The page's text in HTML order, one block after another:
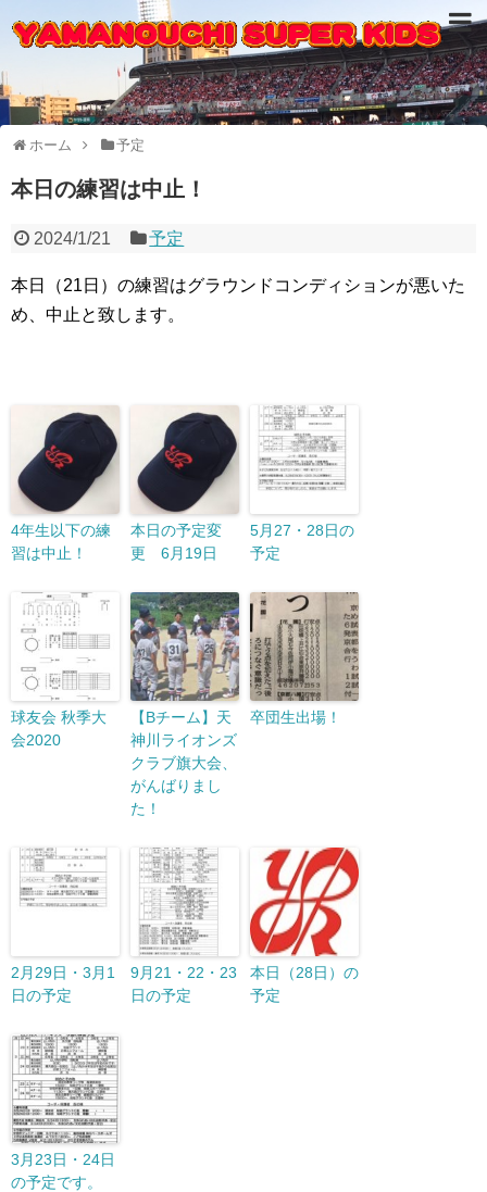
ホーム 予定
本日の練習は中止！
2024/1/21 予定
本日（21日）の練習はグラウンドコンディションが悪いた
め、中止と致します。
4年生以下の練
習は中止！
本日の予定変
更 6月19日
5月27・28日の
予定
球友会 秋季大
会2020
【Bチーム】天
神川ライオンズ
クラブ旗大会、
がんばりまし
た！
卒団生出場！
2月29日・3月1
日の予定
9月21・22・23
日の予定
本日（28日）の
予定
3月23日・24日
の予定です。